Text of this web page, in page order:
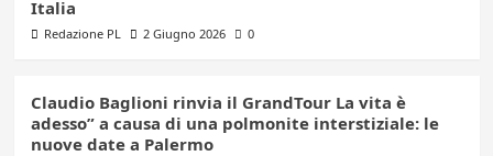
Italia
Redazione PL 2 Giugno 2026 0
Claudio Baglioni rinvia il GrandTour La vita è
adesso” a causa di una polmonite interstiziale: le
nuove date a Palermo